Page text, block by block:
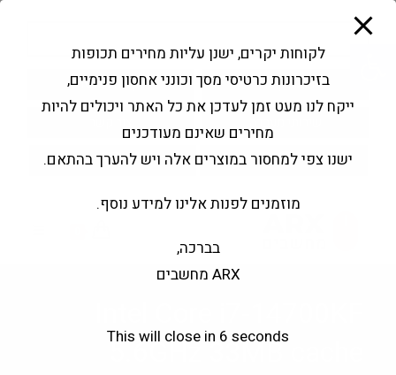
פתח סרגל נגישות
Products
search
החשבון שלי בקשה להצעה
5.6GHz 33MB cache
לקוחות יקרים, ישנן עליות מחירים תכופות
בזיכרונות כרטיסי מסך וכונני אחסון פנימיים,
ייקח לנו מעט זמן לעדכן את כל האתר ויכולים להיות
מחירים שאינם מעודכנים
ישנו צפי למחסור במוצרים אלה ויש להערך בהתאם.
מוזמנים לפנות אלינו למידע נוסף.
בברכה,
ARX מחשבים
This will close in 6 seconds